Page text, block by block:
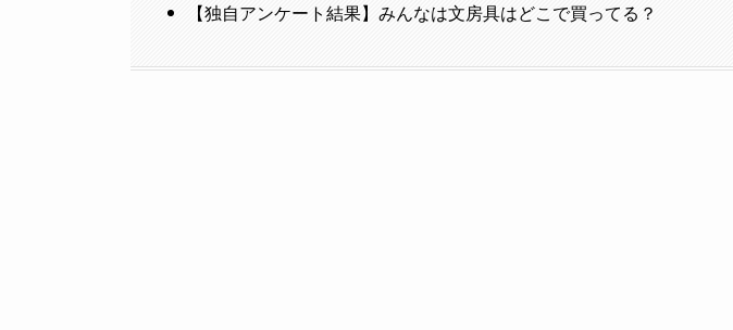
【独自アンケート結果】みんなは文房具はどこで買ってる？